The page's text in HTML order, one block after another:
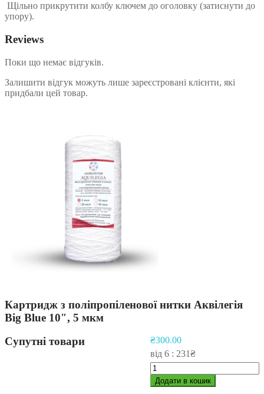
Щільно прикрутити колбу ключем до оголовку (затиснути до
упору).
Reviews
Поки що немає відгуків.
Залишити відгук можуть лише зареєстровані клієнти, які
придбали цей товар.
Картридж з поліпропіленової нитки Аквілегія
Big Blue 10″, 5 мкм
₴300.00
від 6 : 231₴
Картридж
з
поліпропіленової
Додати в кошик
Супутні товари